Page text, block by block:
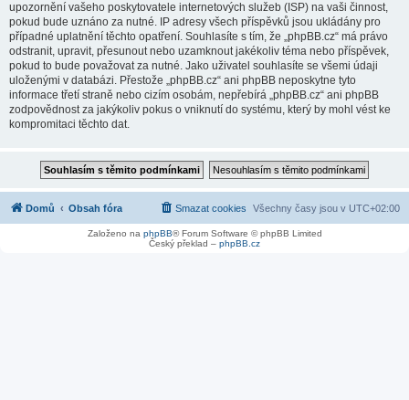
upozornění vašeho poskytovatele internetových služeb (ISP) na vaši činnost,
pokud bude uznáno za nutné. IP adresy všech příspěvků jsou ukládány pro
případné uplatnění těchto opatření. Souhlasíte s tím, že „phpBB.cz“ má právo
odstranit, upravit, přesunout nebo uzamknout jakékoliv téma nebo příspěvek,
pokud to bude považovat za nutné. Jako uživatel souhlasíte se všemi údaji
uloženými v databázi. Přestože „phpBB.cz“ ani phpBB neposkytne tyto
informace třetí straně nebo cizím osobám, nepřebírá „phpBB.cz“ ani phpBB
zodpovědnost za jakýkoliv pokus o vniknutí do systému, který by mohl vést ke
kompromitaci těchto dat.
Domů Obsah fóra Všechny časy jsou v UTC+02:00
Smazat cookies
Založeno na phpBB® Forum Software © phpBB Limited
Český překlad – phpBB.cz